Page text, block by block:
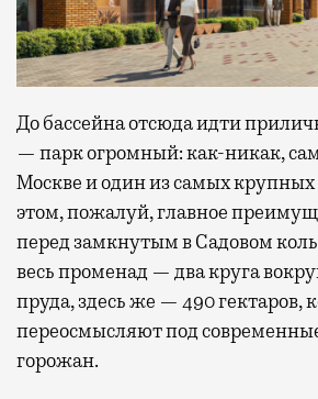
До бассейна отсюда идти
— парк огромный: как-никак,
Москве и один из самых крупных
этом, пожалуй, главное
перед замкнутым в Садовом
весь променад — два круга
пруда, здесь же — 490 гектаров,
переосмысляют под
горожан.